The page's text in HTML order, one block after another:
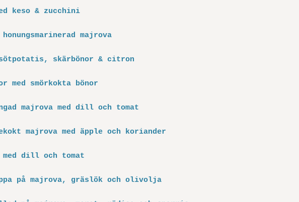
keso & zucchini
majrova
sötpotatis, skärbönor & citron
med smörkokta bönor
majrova med dill och tomat
majrova med äpple och koriander
med dill och tomat
på majrova, gräslök och olivolja